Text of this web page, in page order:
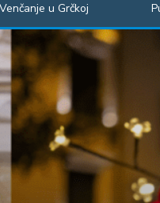
Venčanje u Grčkoj